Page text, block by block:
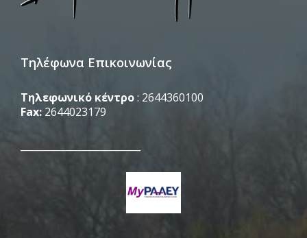
Τηλέφωνα Επικοινωνίας
Τηλεφωνικό κέντρο: 2644360100
Fax: 2644023179